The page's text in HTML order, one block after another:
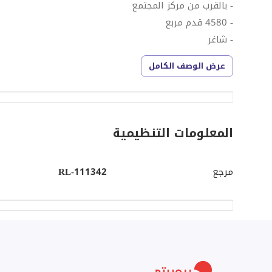
- بالقرب من مركز المجتمع
- 4580 قدم مربع
- شاغر
- تصميم كبير
- مستقل
داماك هيلز 2 هي منطقة مرغوبة، وهي مجتمع
السريعة الرئيسية. مما يجعل رحلتك ذهابًا وإيابًا من
الكاملة. هناك مسارات للدراجات ومزرعة حيوانات
عرض الوصف الكامل
المعلومات التنظيمية
مرجع RL-111342